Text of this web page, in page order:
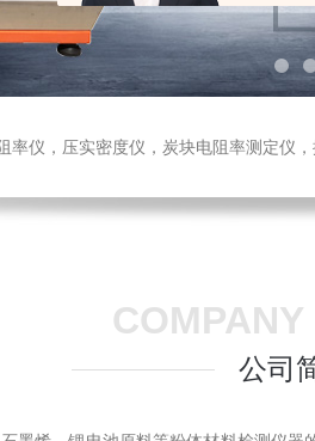
率测定仪，振实密度仪，比表面积测试仪，真密度仪，炭块热膨胀仪，
公司